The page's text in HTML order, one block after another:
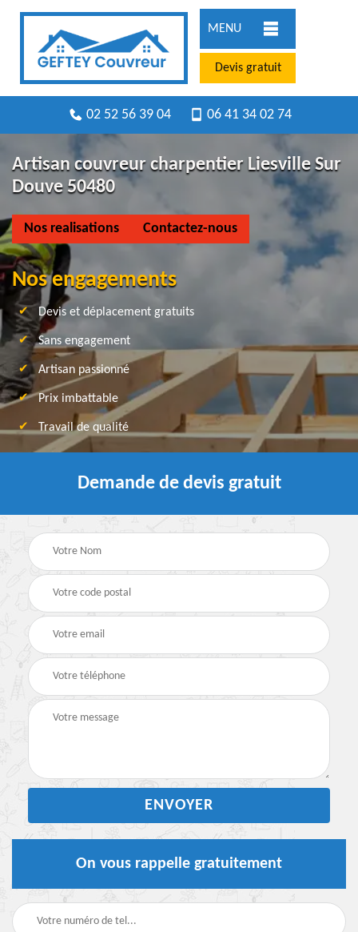
MENU
Devis gratuit
02 52 56 39 04 06 41 34 02 74
Artisan couvreur charpentier Liesville Sur
Douve 50480
Nos realisations Contactez-nous
Nos engagements
Devis et déplacement gratuits
Sans engagement
Artisan passionné
Prix imbattable
Travail de qualité
Demande de devis gratuit
On vous rappelle gratuitement